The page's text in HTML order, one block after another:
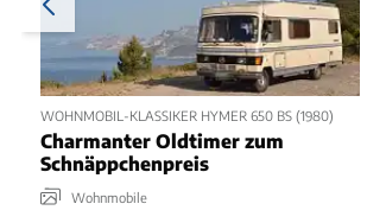
WOHNMOBIL-KLASSIKER HYMER 650 BS (1980)
Charmanter Oldtimer zum
Schnäppchenpreis
Wohnmobile